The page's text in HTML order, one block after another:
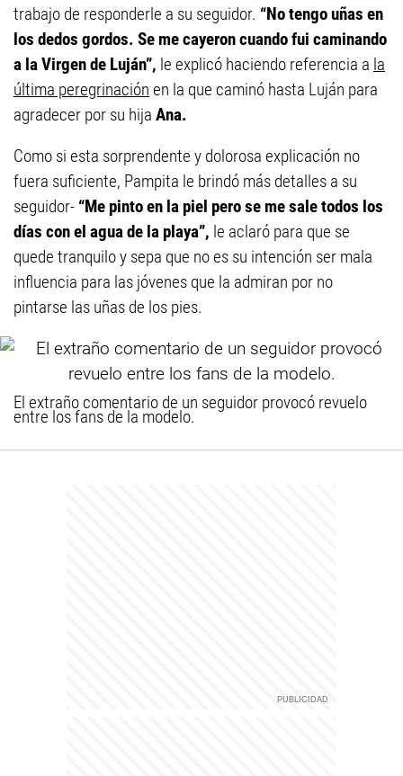
trabajo de responderle a su seguidor. “No tengo uñas en
los dedos gordos. Se me cayeron cuando fui caminando
a la Virgen de Luján”, le explicó haciendo referencia a la
última peregrinación en la que caminó hasta Luján para
agradecer por su hija Ana.
Como si esta sorprendente y dolorosa explicación no
fuera suficiente, Pampita le brindó más detalles a su
seguidor- “Me pinto en la piel pero se me sale todos los
días con el agua de la playa”, le aclaró para que se
quede tranquilo y sepa que no es su intención ser mala
influencia para las jóvenes que la admiran por no
pintarse las uñas de los pies.
El extraño comentario de un seguidor provocó revuelo
entre los fans de la modelo.